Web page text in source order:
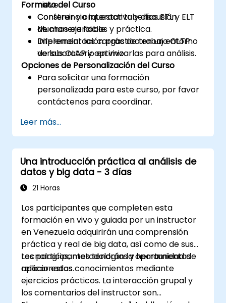
nieve.
Construir y orquestar tuberías ETL y ELT
de manera fiable.
Diferenciar las cargas de trabajo OLTP
versus OLAP y optimizarlas para análisis.
Formato del Curso
Conferencia interactiva y discusión.
Muchos ejercicios y práctica.
Implementación práctica en un entorno
de laboratorio en vivo.
Opciones de Personalización del Curso
Para solicitar una formación
personalizada para este curso, por favor
contáctenos para coordinar.
Leer más...
Una introducción práctica al análisis de
datos y big data - 3 días
21 Horas
Los participantes que completen esta
formación en vivo y guiada por un instructor
en Venezuela adquirirán una comprensión
práctica y real de big data, así como de sus
tecnologías, metodologías y herramientas
relacionadas.
Los participantes tendrán la oportunidad de
aplicar estos conocimientos mediante
ejercicios prácticos. La interacción grupal y
los comentarios del instructor son